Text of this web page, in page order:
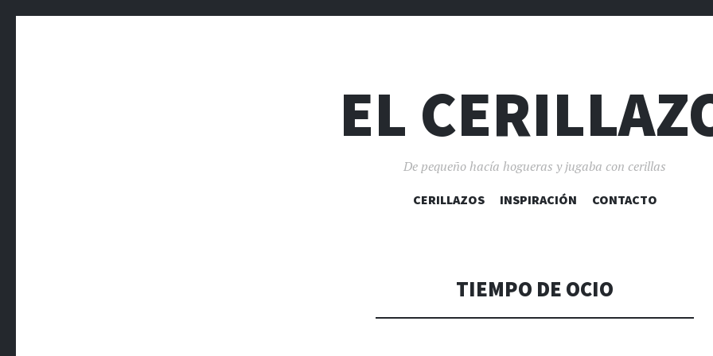
EL
De pequeño hacía hogueras y jugaba con cerillas
SALTAR
CERILLAZOS INSPIRACIÓN CONTACTO
TIEMPO DE OCIO